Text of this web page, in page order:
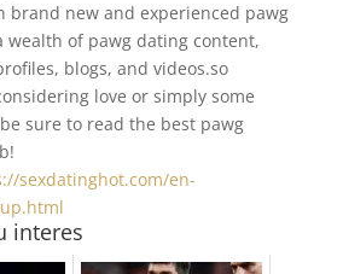
brand new and experienced pawg
wealth of pawg dating content,
blogs, and videos.so
love or simply some
sure to read the best pawg
sexdatinghot.com/en-
interes